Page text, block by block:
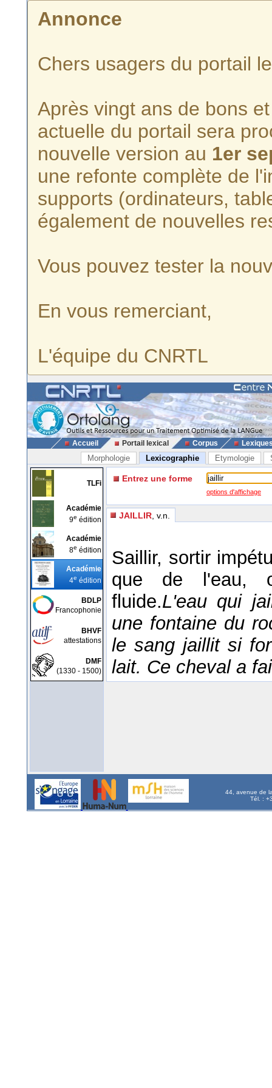
Annonce
Chers usagers du portail
Après vingt ans de bons
actuelle du portail sera
nouvelle version au 1er
une refonte complète de
supports (ordinateurs,
également de nouvelles
Vous pouvez tester la
En vous remerciant,
L'équipe du CNRTL
Accueil Portail lexical Corpus
Morphologie Lexicographie Etymologie
TLFi
Académie
9e édition
Académie
8e édition
Académie
4e édition
BDLP
Francophonie
BHVF
attestations
DMF
(1330 - 1500)
Entrez une forme
options d'affichage
JAILLIR , v.n.
Saillir, sortir
que de l'eau,
fluide.L'eau qui
une fontaine du
le sang jaillit si
lait. Ce cheval a
44, avenue de
Tél. :